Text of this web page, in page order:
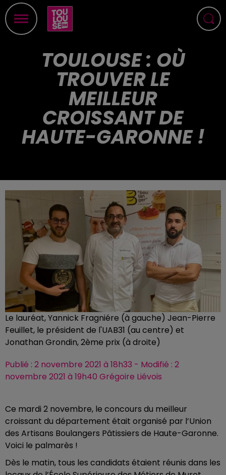
TOULOUSE : OÙ
TROUVER LE
MEILLEUR
CROISSANT DE
HAUTE-GARONNE !
Le lauréat, Yannick Fragniére (à gauche) Jean-Pierre
Feuillet, le président de l'UAB31 (au centre) et
Jonathan Grondin, 2ème prix (à droite)
Publié : 2 novembre 2021 à 18h33 - Modifié : 2
novembre 2021 à 19h40 Grégoire Liévois
Ce mardi 2 novembre, le concours du meilleur
croissant du département était organisé par l’Union
des Artisans Boulangers Pâtissiers de Haute-Garonne.
Voici le palmarès !
Dès le matin, tous les candidats étaient réunis dans les